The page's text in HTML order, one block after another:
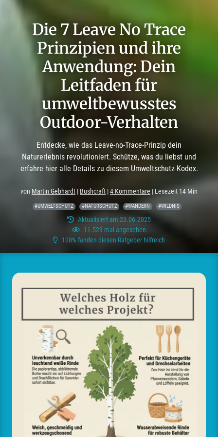
Die 7 Leave No Trace
Prinzipien und ihre
Anwendung: Dein
Leitfaden für
umweltbewusstes
Outdoor-Verhalten
Entdecke, wie das Leave-no-Trace-Prinzip dein
Naturerlebnis revolutioniert. Schütze, was du liebst und
erfahre hier alle Details zu diesem Umweltschutz-Kodex.
von Martin Gebhardt | Bushcraft |4 Kommentare | Lesezeit 14 Min
#UMWELTSCHUTZ #NATURSCHUTZ #WANDERN #WILDNIS
Aktualisiert am 23.06.2025
11.523 mal angesehen
100% fanden diesen Ratgeber hilfreich